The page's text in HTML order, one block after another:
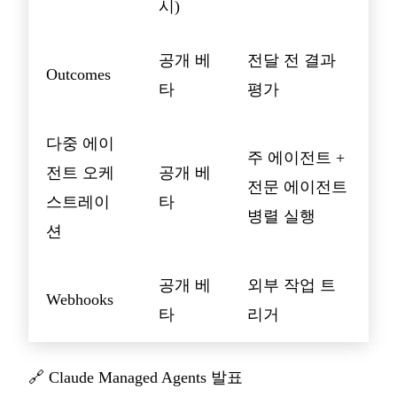
시)
Outcomes
공개 베
타
전달 전 결과
평가
다중 에이
전트 오케
스트레이
션
공개 베
타
주 에이전트 +
전문 에이전트
병렬 실행
Webhooks
공개 베
타
외부 작업 트
리거
🔗 Claude Managed Agents 발표